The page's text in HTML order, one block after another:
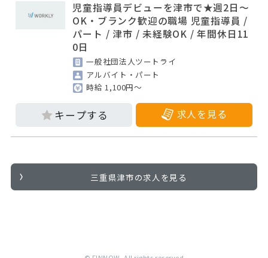
児童指導員デビューを津市で★週2日～
OK・ブランク歓迎の職場 児童指導員 /
パート / 津市 / 未経験OK / 年間休日11
0日
一般社団法人ツートライ
アルバイト・パート
時給 1,100円～
求人を見る
三重県津市の求人を見る